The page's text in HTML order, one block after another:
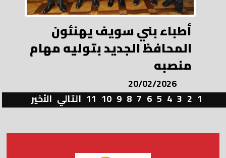
أطباء بني سويف يهنئون
المحافظ الجديد بتوليه مهام
منصبه
20/02/2026
1
2
3
4
5
6
7
8
9
10
11 التالي الأخير